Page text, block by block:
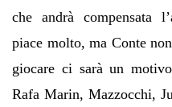
che andrà compensata
piace molto, ma Conte
giocare ci sarà un
Rafa Marin, Mazzocchi,